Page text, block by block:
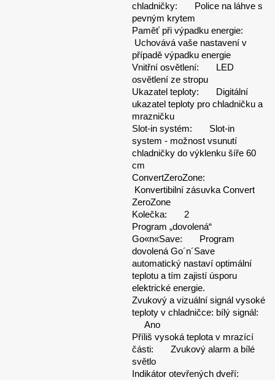
chladničky: Police na láhve s
pevným krytem
Paměť při výpadku energie:
Uchovává vaše nastavení v
případě výpadku energie
Vnitřní osvětlení: LED
osvětlení ze stropu
Ukazatel teploty: Digitální
ukazatel teploty pro chladničku a
mrazničku
Slot-in systém: Slot-in
system - možnost vsunutí
chladničky do výklenku šíře 60
cm
ConvertZeroZone:
Konvertibilní zásuvka Convert
ZeroZone
Kolečka: 2
Program „dovolená“
Go«n«Save: Program
dovolená Go´n´Save
automatický nastaví optimální
teplotu a tím zajistí úsporu
elektrické energie.
Zvukový a vizuální signál vysoké
teploty v chladničce: bílý signál:
Ano
Příliš vysoká teplota v mrazící
části: Zvukový alarm a bílé
světlo
Indikátor otevřených dveří: